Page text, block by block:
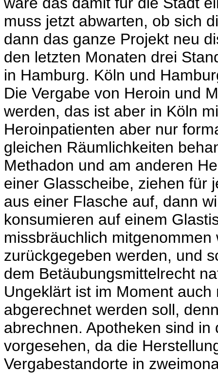
muss jetzt abwarten, ob sich
dann das ganze Projekt neu
den letzten Monaten drei
in Hamburg. Köln und
Die Vergabe von Heroin und
werden, das ist aber in Köln
Heroinpatienten aber nur
gleichen Räumlichkeiten
Methadon und am anderen
einer Glasscheibe, ziehen für
aus einer Flasche auf, dann
konsumieren auf einem
missbräuchlich
zurückgegeben werden, und
dem Betäubungsmittelrecht
Ungeklärt ist im Moment
abgerechnet werden soll,
abrechnen. Apotheken sind
vorgesehen, da die
Vergabestandorte in